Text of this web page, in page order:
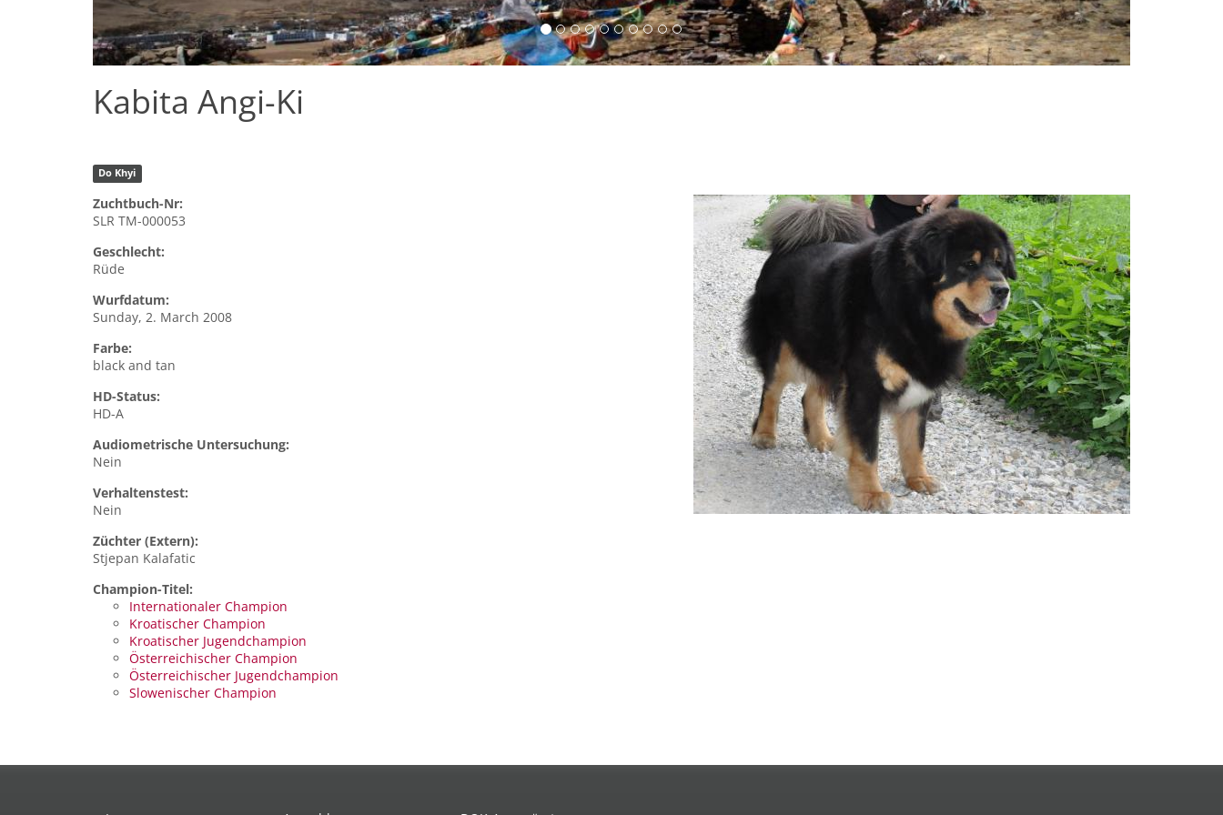
Kabita Angi-Ki
Do Khyi
Zuchtbuch-Nr:
SLR TM-000053
Geschlecht:
Rüde
Wurfdatum:
Sunday, 2. March 2008
Farbe:
black and tan
HD-Status:
HD-A
Audiometrische Untersuchung:
Nein
Verhaltenstest:
Nein
Züchter (Extern):
Stjepan Kalafatic
Champion-Titel:
Internationaler Champion
Kroatischer Champion
Kroatischer Jugendchampion
Österreichischer Champion
Österreichischer Jugendchampion
Slowenischer Champion